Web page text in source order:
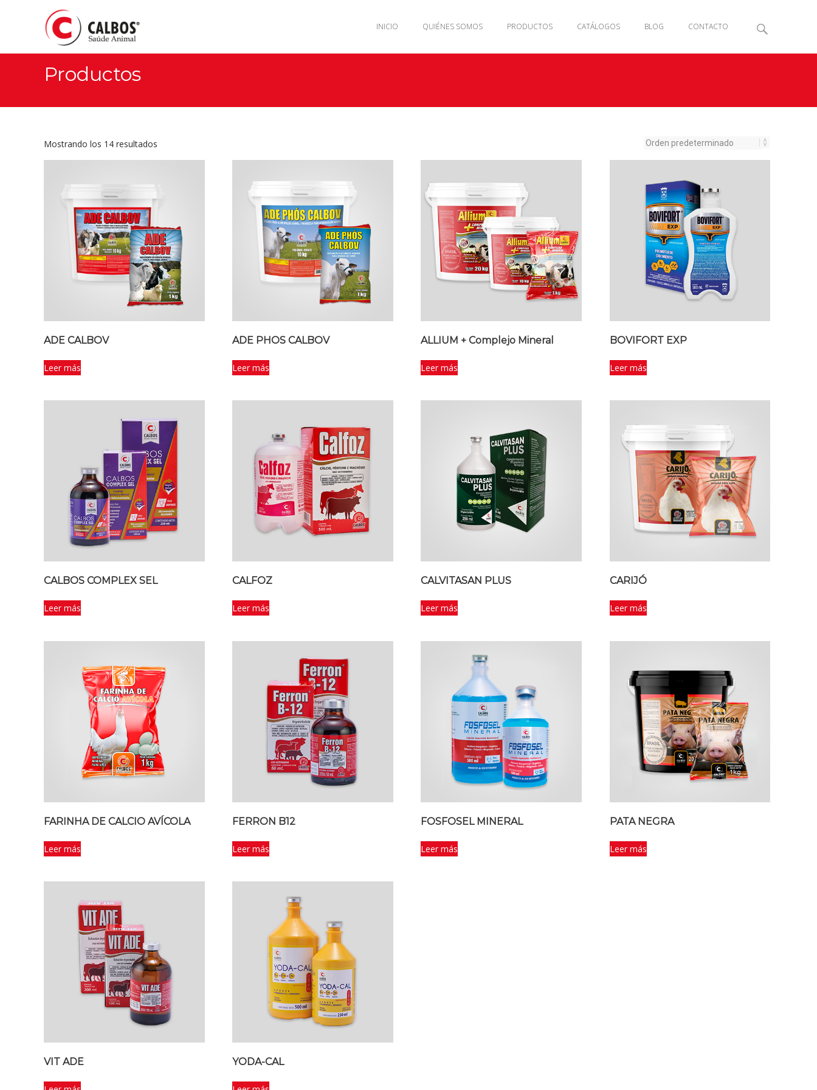
INICIO QUIÉNES SOMOS PRODUCTOS CATÁLOGOS BLOG CONTACTO
Productos
Mostrando los 14 resultados
ADE CALBOV
Leer más
ADE PHOS CALBOV
Leer más
ALLIUM + Complejo Mineral
Leer más
BOVIFORT EXP
Leer más
CALBOS COMPLEX SEL
Leer más
CALFOZ
Leer más
CALVITASAN PLUS
Leer más
CARIJÓ
Leer más
FARINHA DE CALCIO AVÍCOLA
Leer más
FERRON B12
Leer más
FOSFOSEL MINERAL
Leer más
PATA NEGRA
Leer más
VIT ADE YODA-CAL